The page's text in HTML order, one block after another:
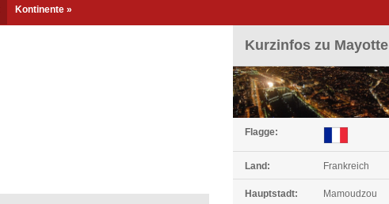
Kontinente »
Kurzinfos zu Mayotte
Flagge:
Land: Frankreich
Hauptstadt: Mamoudzou